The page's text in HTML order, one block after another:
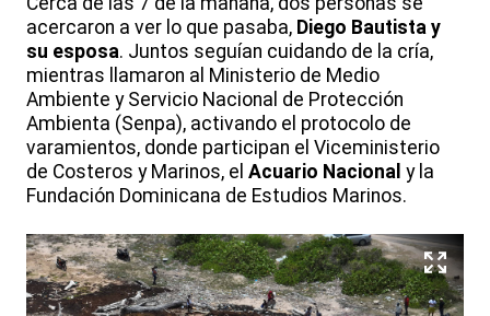
acercaron a ver lo que pasaba, Diego Bautista y
su esposa. Juntos seguían cuidando de la cría,
mientras llamaron al Ministerio de Medio
Ambiente y Servicio Nacional de Protección
Ambienta (Senpa), activando el protocolo de
varamientos, donde participan el Viceministerio
de Costeros y Marinos, el Acuario Nacional y la
Fundación Dominicana de Estudios Marinos.